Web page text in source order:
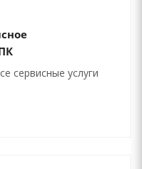
сервисные услуги